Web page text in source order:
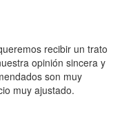
recibir un trato
opinión sincera y
son muy
muy ajustado.